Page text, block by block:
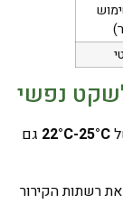
נפשי
22°C-25°C גם
רשתות הקירור